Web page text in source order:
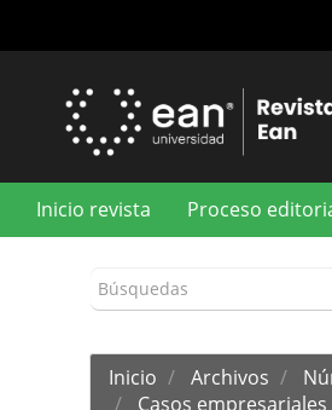
principal
Inicio revista Proceso
Inicio Archivos
Casos empresariales